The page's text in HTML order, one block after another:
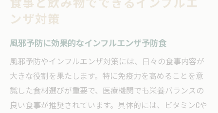
ンザ対策
風邪予防に効果的なインフルエンザ予防食
風邪予防やインフルエンザ対策には、日々の食事内容が
大きな役割を果たします。特に免疫力を高めることを意
識した食材選びが重要で、医療機関でも栄養バランスの
良い食事が推奨されています。具体的には、ビタミンCや